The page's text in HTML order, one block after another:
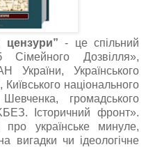
цензури” - це спільний
Сімейного Дозвілля»,
України, Українського
Київського національного
громадського
Історичний фронт».
про українське минуле,
чи ідеологічне